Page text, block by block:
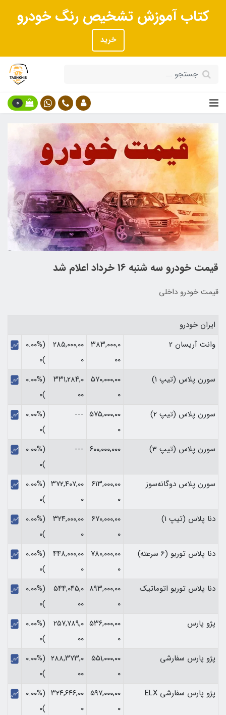
کتاب آموزش تشخیص رنگ خودرو
خرید
0
قیمت خودرو سه شنبه 16 خرداد اعلام شد
قیمت خودرو داخلی
ایران خودرو
وانت آریسان 2
۳۸۳,۰۰۰,۰
۰۰
۲۸۵,۰۰۰,۰۰
۰
(۰.۰۰%
)۰
سورن پلاس (تیپ 1)
۵۷۰,۰۰۰,۰۰
۰
۳۳۱,۲۸۴,۰
۰۰
(۰.۰۰%
)۰
سورن پلاس (تیپ 2)
۵۷۵,۰۰۰,۰۰
۰
---
(۰.۰۰%
)۰
سورن پلاس (تیپ 3)
۶۰۰,۰۰۰,۰۰۰ ---
(۰.۰۰%
)۰
سورن پلاس دوگانه‌سوز
۶۱۳,۰۰۰,۰۰
۰
۳۷۲,۴۰۷,۰۰
۰
(۰.۰۰%
)۰
دنا پلاس (تیپ 1)
۶۷۰,۰۰۰,۰۰
۰
۳۲۴,۰۰۰,۰۰
۰
(۰.۰۰%
)۰
دنا پلاس توربو (6 سرعته)
۷۸۰,۰۰۰,۰۰
۰
۴۴۸,۰۰۰,۰۰
۰
(۰.۰۰%
)۰
دنا پلاس توربو اتوماتیک
۸۹۳,۰۰۰,۰۰
۰
۵۴۴,۰۴۵,۰
۰۰
(۰.۰۰%
)۰
پژو پارس
۵۳۶,۰۰۰,۰۰
۰
۲۵۷,۷۸۹,۰
۰۰
(۰.۰۰%
)۰
پژو پارس سفارشی
۵۵۱,۰۰۰,۰۰
۰
۲۸۸,۳۷۳,۰
۰۰
(۰.۰۰%
)۰
پژو پارس سفارشی ELX
۵۹۷,۰۰۰,۰۰
۰
۳۲۴,۶۴۶,۰۰
۰
(۰.۰۰%
)۰